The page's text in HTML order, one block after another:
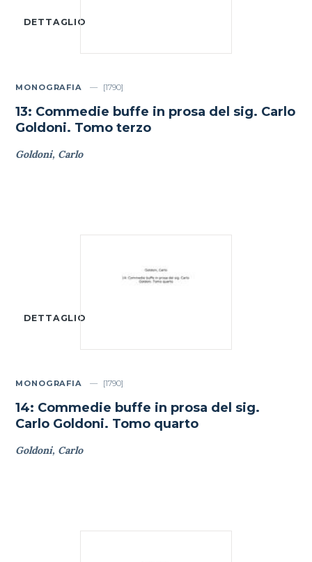
DETTAGLIO
MONOGRAFIA [1790]
13: Commedie buffe in prosa del sig. Carlo
Goldoni. Tomo terzo
Goldoni, Carlo
DETTAGLIO
MONOGRAFIA [1790]
14: Commedie buffe in prosa del sig.
Carlo Goldoni. Tomo quarto
Goldoni, Carlo